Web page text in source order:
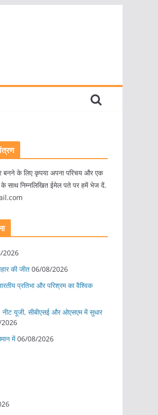
बनने के लिए कृपया अपना परिचय और एक
के साथ निम्नलिखित ईमेल पते पर हमें भेज दें.
2026
की जीत 06/08/2026
प्रतिभा और परिश्रम का वैश्विक
नीट यूजी, सीबीएसई और ओएसएम में सुधार
में 06/08/2026